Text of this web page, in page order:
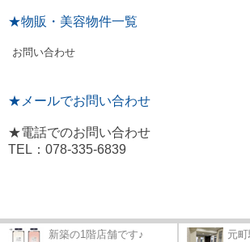
★物販・美容物件一覧
お問い合わせ
★メールでお問い合わせ
★電話でのお問い合わせ
TEL：078-335-6839
新築の1階店舗です♪ 元